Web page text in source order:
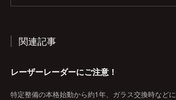
関連記事
レーザーレーダーにご注意！
特定整備の本格始動から約1年、ガラス交換時などに